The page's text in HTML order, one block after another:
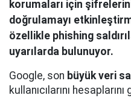
korumaları için
doğrulamayı
özellikle phishing
uyarılarda bulunuyor.
Google, son büyük veri
kullanıcılarını